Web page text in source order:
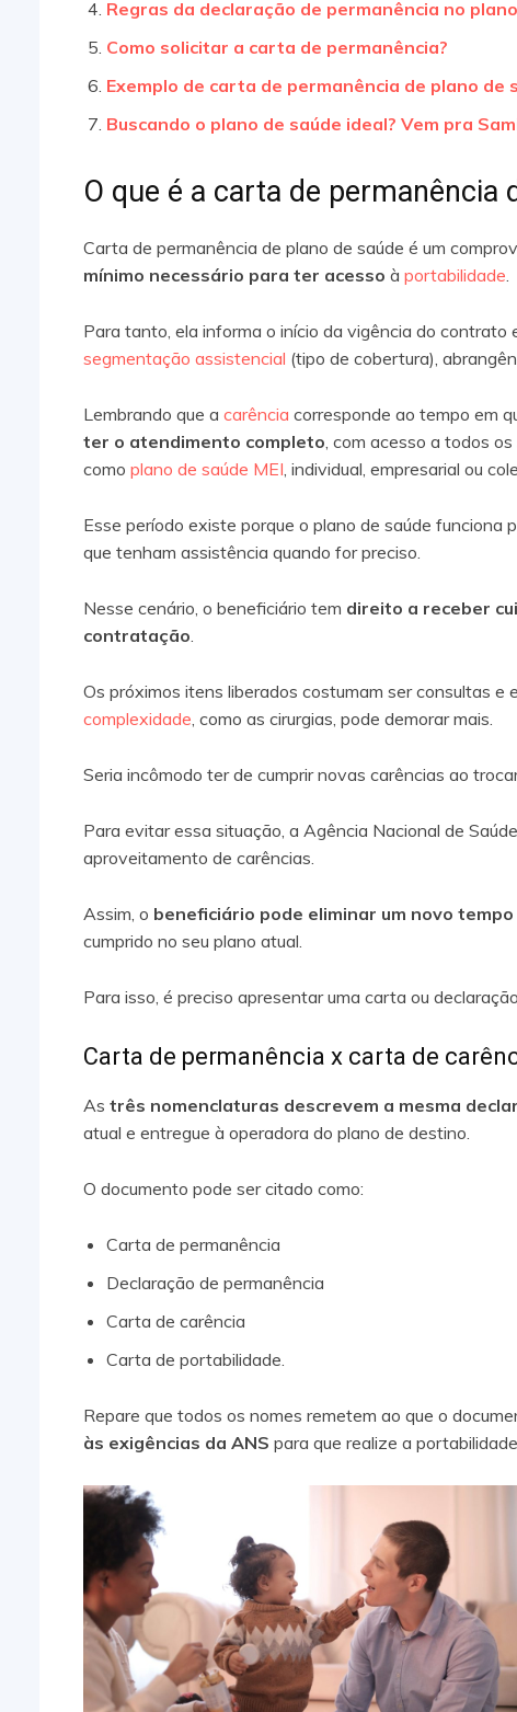
Regras da declaração de permanência no
Como solicitar a carta de permanência?
Exemplo de carta de permanência de plano de
Buscando o plano de saúde ideal? Vem pra
O que é a carta de permanência
Carta de permanência de plano de saúde é um
mínimo necessário para ter acesso à portabilidade
Para tanto, ela informa o início da vigência do
segmentação assistencial (tipo de cobertura),
Lembrando que a carência corresponde ao tempo em
ter o atendimento completo , com acesso a todos
como plano de saúde MEI , individual, empresarial ou
Esse período existe porque o plano de saúde funciona
que tenham assistência quando for preciso.
Nesse cenário, o beneficiário tem direito a receber
contratação
Os próximos itens liberados costumam ser consultas e
complexidade , como as cirurgias, pode demorar mais.
Seria incômodo ter de cumprir novas carências ao
Para evitar essa situação, a Agência Nacional de
aproveitamento de carências.
Assim, o beneficiário pode eliminar um novo
cumprido no seu plano atual.
Para isso, é preciso apresentar uma carta ou
Carta de permanência x carta de
As três nomenclaturas descrevem a mesma
atual e entregue à operadora do plano de destino.
O documento pode ser citado como:
Carta de permanência
Declaração de permanência
Carta de carência
Carta de portabilidade.
Repare que todos os nomes remetem ao que o
às exigências da ANS para que realize a